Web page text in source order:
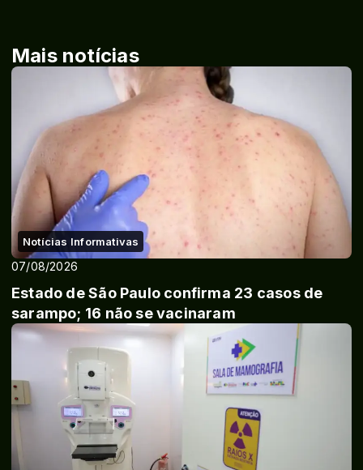
Mais notícias
Notícias Informativas
07/08/2026
Estado de São Paulo confirma 23 casos de
sarampo; 16 não se vacinaram